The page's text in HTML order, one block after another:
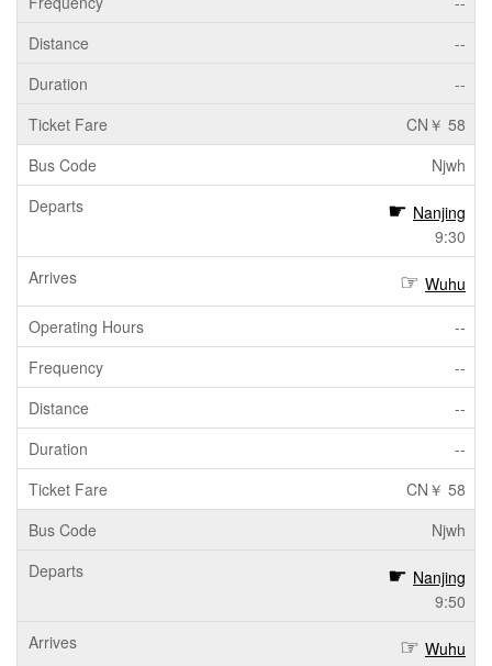
--
--
CN￥ 58
Njwh
Nanjing
9:30
Wuhu
--
--
--
--
CN￥ 58
Njwh
Nanjing
9:50
Wuhu